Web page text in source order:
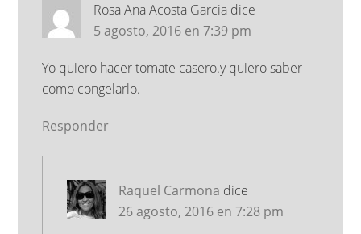
Rosa Ana Acosta Garcia dice
5 agosto, 2016 en 7:39 pm
Yo quiero hacer tomate casero.y quiero saber
como congelarlo.
Responder
Raquel Carmona dice
26 agosto, 2016 en 7:28 pm